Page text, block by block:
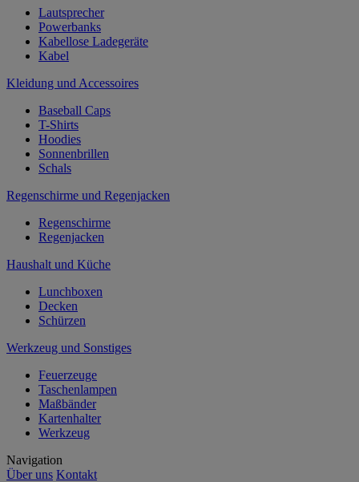
Lautsprecher
Powerbanks
Kabellose Ladegeräte
Kabel
Kleidung und Accessoires
Baseball Caps
T-Shirts
Hoodies
Sonnenbrillen
Schals
Regenschirme und Regenjacken
Regenschirme
Regenjacken
Haushalt und Küche
Lunchboxen
Decken
Schürzen
Werkzeug und Sonstiges
Feuerzeuge
Taschenlampen
Maßbänder
Kartenhalter
Werkzeug
Navigation
Über uns Kontakt